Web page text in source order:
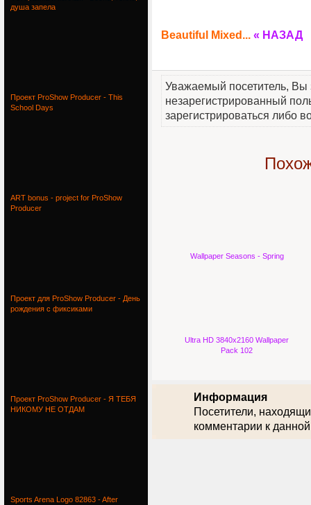
Beautiful Mixed... « НАЗАД
Уважаемый посетитель, Вы
незарегистрированный
зарегистрироваться либо
Wallpaper Seasons - Spring
Ultra HD 3840x2160 Wallpaper
Pack 102
Информация
Посетители,
комментарии к
душа запела
Проект ProShow Producer - This
School Days
ART bonus - project for ProShow
Producer
Проект для ProShow Producer - День
рождения с фиксиками
Проект ProShow Producer - Я ТЕБЯ
НИКОМУ НЕ ОТДАМ
Sports Arena Logo 82863 - After